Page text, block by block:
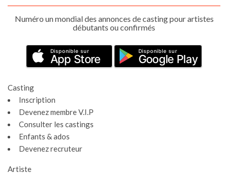
Numéro un mondial des annonces de casting pour artistes
débutants ou confirmés
Disponible sur
App Store
Disponible sur
Google Play
Casting
Inscription
Devenez membre V.I.P
Consulter les castings
Enfants & ados
Devenez recruteur
Artiste